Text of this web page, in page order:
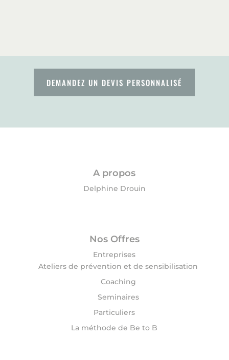
DEMANDEZ UN DEVIS PERSONNALISÉ
A propos
Delphine Drouin
Nos Offres
Entreprises
Ateliers de prévention et de sensibilisation
Coaching
Seminaires
Particuliers
La méthode de Be to B